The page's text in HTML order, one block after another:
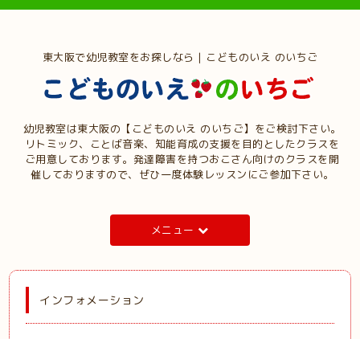
東大阪で幼児教室をお探しなら | こどものいえ のいちご
幼児教室は東大阪の【こどものいえ のいちご】をご検討下さい。
リトミック、ことば音楽、知能育成の支援を目的としたクラスを
ご用意しております。発達障害を持つおこさん向けのクラスを開
催しておりますので、ぜひ一度体験レッスンにご参加下さい。
メニュー
インフォメーション